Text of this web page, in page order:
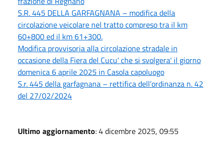
S.R. 445 DELLA GARFAGNANA – modifica della
circolazione veicolare nel tratto compreso tra il km
60+800 ed il km 61+300.
Modifica provvisoria alla circolazione stradale in
occasione della Fiera del Cucu' che si svolgera' il giorno
domenica 6 aprile 2025 in Casola capoluogo
S.r. 445 della garfagnana – rettifica dell’ordinanza n. 42
del 27/02/2024
Ultimo aggiornamento: 4 dicembre 2025, 09:55